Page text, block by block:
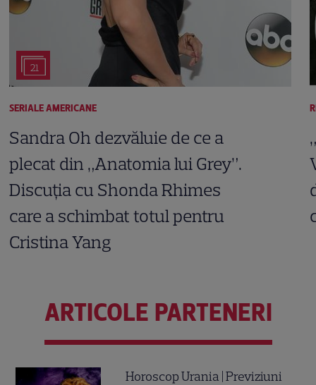
21
SERIALE AMERICANE
Sandra Oh dezvăluie de ce a
plecat din „Anatomia lui Grey”.
Discuția cu Shonda Rhimes
care a schimbat totul pentru
Cristina Yang
ARTICOLE PARTENERI
Horoscop Urania | Previziuni